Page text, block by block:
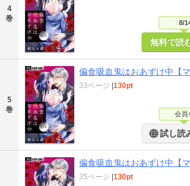
4
巻
8/
無料で読
5
巻
偏食吸血鬼はおあずけ中【
会員
33ページ 130pt
試し読
偏食吸血鬼はおあずけ中【
35ページ 130pt